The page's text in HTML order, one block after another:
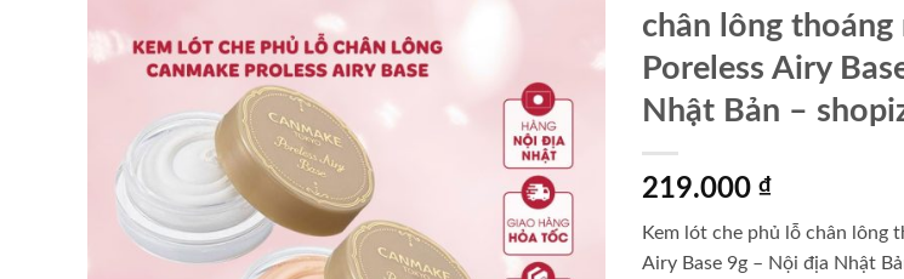
chân lông thoáng
Poreless Airy
Nhật Bản –
219.000 ₫
Kem lót che phủ lỗ chân lông
Airy Base 9g – Nội địa Nhật